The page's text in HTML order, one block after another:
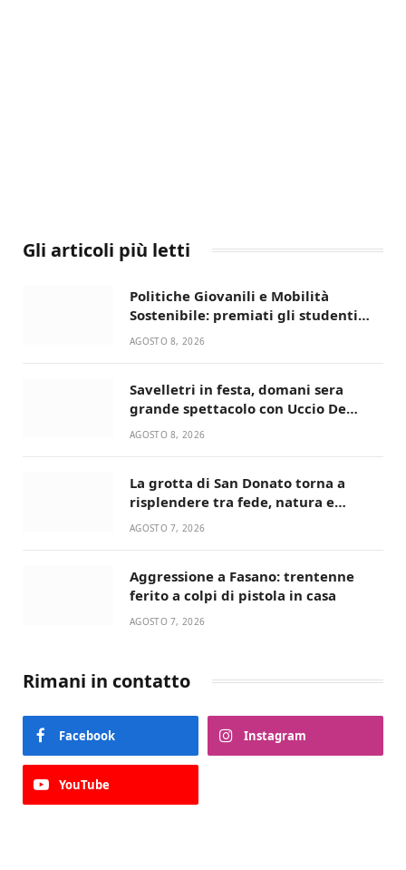
Gli articoli più letti
Politiche Giovanili e Mobilità
Sostenibile: premiati gli studenti
universitari del bando “La strada
AGOSTO 8, 2026
Savelletri in festa, domani sera
grande spettacolo con Uccio De
Santis
AGOSTO 8, 2026
La grotta di San Donato torna a
risplendere tra fede, natura e
devozione
AGOSTO 7, 2026
Aggressione a Fasano: trentenne
ferito a colpi di pistola in casa
AGOSTO 7, 2026
Rimani in contatto
Facebook Instagram
YouTube